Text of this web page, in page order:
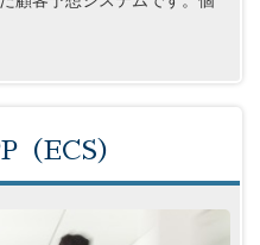
（ECS）